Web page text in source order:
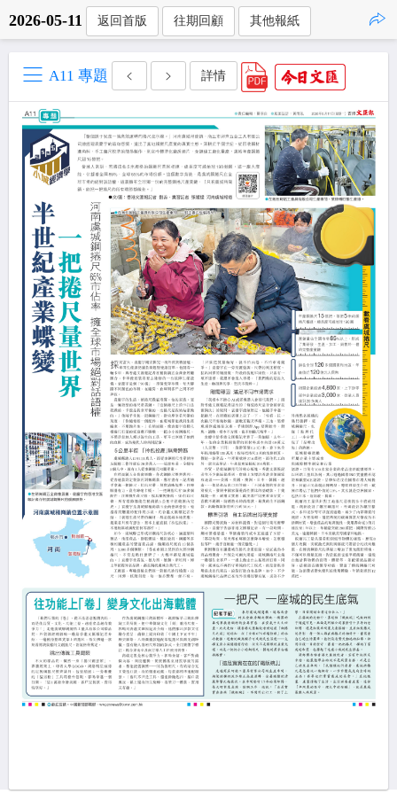
2026-05-11 返回首版 往期回顧 其他報紙
A11 專題 詳情